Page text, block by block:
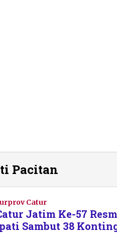
Pacitan
Catur
Jatim Ke-57
Sambut 38